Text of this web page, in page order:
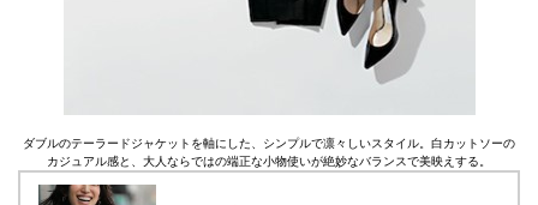
ダブルのテーラードジャケットを軸にした、シンプルで凛々しいスタイル。白カットソーの
カジュアル感と、大人ならではの端正な小物使いが絶妙なバランスで美映えする。